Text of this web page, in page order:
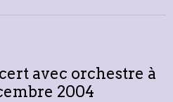
avec orchestre à
2004